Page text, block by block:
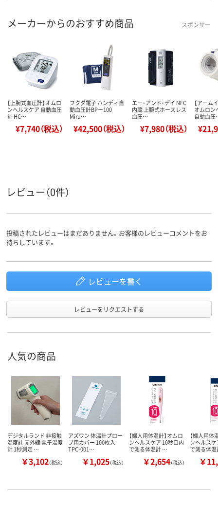
メーカーからのおすすめ商品 スポンサー
【上腕式血圧計】オムロ
ンヘルスケア 自動血圧
計 HC…
¥7,740（税込）
フクダ電子 ハンディ自
動血圧計BPー100
Miru…
¥42,500（税込）
エー・アンド・デイ NFC
内蔵 上腕式ホースレス
血圧…
¥7,980（税込）
【アーム
オムロン
自動血
レビュー（0件）
投稿されたレビューはまだありません。お客様のレビューコメントをお
待ちしています。
レビューを書く
レビューをリクエストする
人気の商品
デジタルランド 非接触
温度計 赤外線 電子温度
計 1秒測定 …
￥3,102（税込）
アズワン 体温計プロー
ブ用カバー 100枚入
TPC-001…
￥1,025（税込）
【婦人用体温計】オムロ
ンヘルスケア 10秒口内
で測る体温計 …
￥2,654（税込）
【婦人用体
ンヘルス
で測る体
￥